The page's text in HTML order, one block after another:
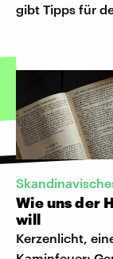
gibt Tipps für
Wie uns der
will
Kerzenlicht,